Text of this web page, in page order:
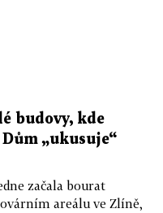
budovy, kde
„ukusuje“
začala bourat
areálu ve Zlíně,